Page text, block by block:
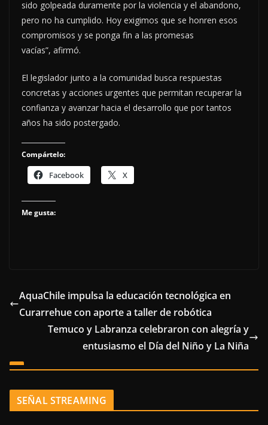
sido golpeada duramente por la violencia y el abandono,
pero no ha cumplido. Hoy exigimos que se honren esos
compromisos y se ponga fin a las promesas
vacías”, afirmó.
El legislador junto a la comunidad busca respuestas
concretas y acciones urgentes que permitan recuperar la
confianza y avanzar hacia el desarrollo que por tantos
años ha sido postergado.
Compártelo:
Facebook X
Me gusta:
AquaChile impulsa la educación tecnológica en
Curarrehue con aporte a taller de robótica
Temuco y Labranza celebraron con alegría y
entusiasmo el Día del Niño y La Niña
SEÑAL STREAMING